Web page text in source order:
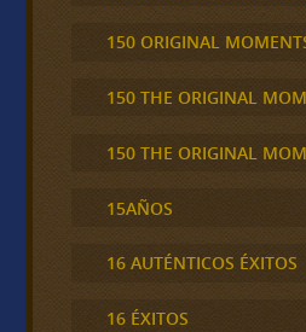
150 ORIGINAL
150 THE ORIGINAL
150 THE ORIGINAL
15AÑOS
16 AUTÉNTICOS ÉXITOS
16 ÉXITOS